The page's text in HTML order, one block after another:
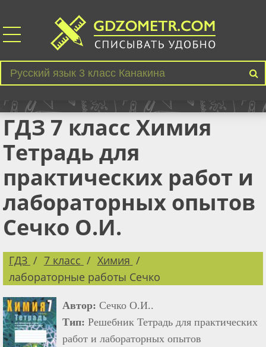
ГДЗ 7 класс Химия
Тетрадь для
практических работ и
лабораторных опытов
Сечко О.И.
ГДЗ 7 класс
Химия
лабораторные работы Сечко
Автор: Сечко О.И..
Тип: Решебник Тетрадь для практических
работ и лабораторных опытов